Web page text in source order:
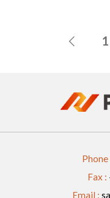
1
Phone
Fax :
Email :